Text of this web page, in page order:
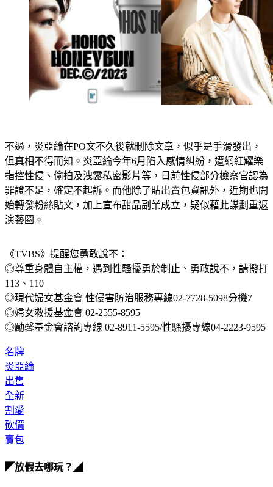
不過，炎亞綸在PO文不久後就刪除文章，似乎是手滑發出，
但真相不得而知。炎亞綸今年6月陷入感情糾紛，遭網紅耀樂
指控性侵、偷拍及洩露私密影片等，日前性侵部分檢察官認為
罪證不足，確定不起訴。而他除了貼出賣包資訊外，近期也開
始轉發粉絲貼文，加上宣布甜品副業成立，疑似藉此謀劃重返
演藝圈。
《TVBS》提醒您勇敢說不：
◎尊重身體自主權，遇到性騷擾勇於制止、勇敢說不，請撥打
113、110
◎現代婦女基金會 性侵害防治服務專線02-7728-5098分機7
◎婦女救援基金會 02-2555-8595
◎勵馨基金會諮詢專線 02-8911-5595/性騷擾專線04-2223-9595
名牌
炎亞綸
出售
全新
割愛
砍價
賣包
◤放假去哪玩？◢